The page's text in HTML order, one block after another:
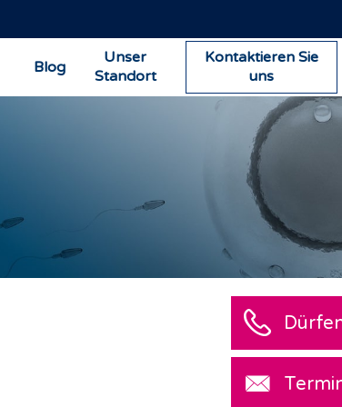
Blog
Unser
Standort
Kontaktieren Sie
uns